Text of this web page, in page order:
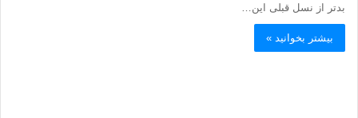
بدتر از نسل قبلی این…
بیشتر بخوانید »